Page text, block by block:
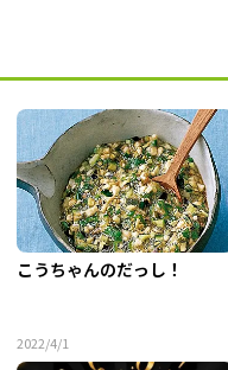
こうちゃんのだっし！
2022/4/1